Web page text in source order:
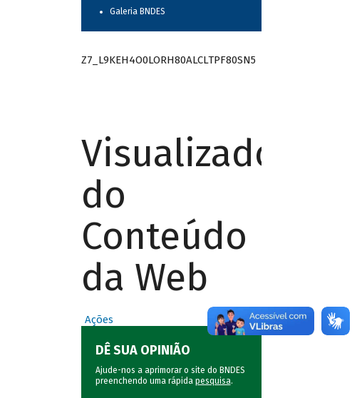
Galeria BNDES
Z7_L9KEH4O0LORH80ALCLTPF80SN5
Visualizador
do
Conteúdo
da Web
Ações
DÊ SUA OPINIÃO
Ajude-nos a aprimorar o site do BNDES
preenchendo uma rápida pesquisa.